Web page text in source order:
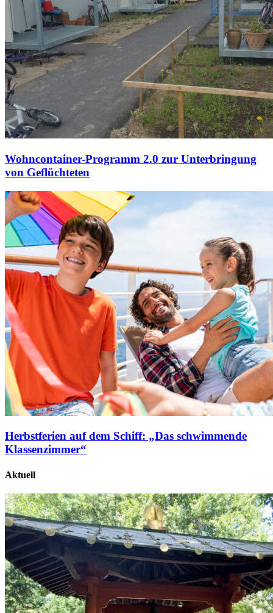
Wohncontainer-Programm 2.0 zur Unterbringung
von Geflüchteten
Herbstferien auf dem Schiff: „Das schwimmende
Klassenzimmer“
Aktuell